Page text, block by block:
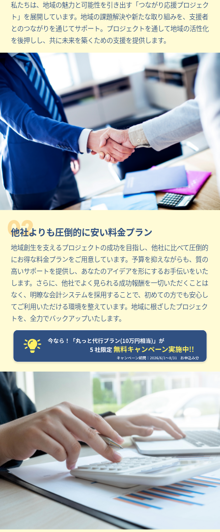
私たちは、地域の魅力と可能性を引き出す「つながり応援プロジェク
ト」を展開しています。地域の課題解決や新たな取り組みを、支援者
とのつながりを通じてサポート。プロジェクトを通して地域の活性化
を後押しし、共に未来を築くための支援を提供します。
02
他社よりも圧倒的に安い料金プラン
地域創生を支えるプロジェクトの成功を目指し、他社に比べて圧倒的
にお得な料金プランをご用意しています。予算を抑えながらも、質の
高いサポートを提供し、あなたのアイデアを形にするお手伝いをいた
します。さらに、他社でよく見られる成功報酬を一切いただくことは
なく、明瞭な会計システムを採用することで、初めての方でも安心し
てご利用いただける環境を整えています。地域に根ざしたプロジェク
トを、全力でバックアップいたします。